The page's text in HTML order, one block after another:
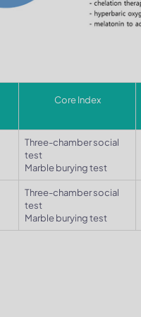
Core Index
Three-chamber social
test
Marble burying test
Three-chamber social
test
Marble burying test